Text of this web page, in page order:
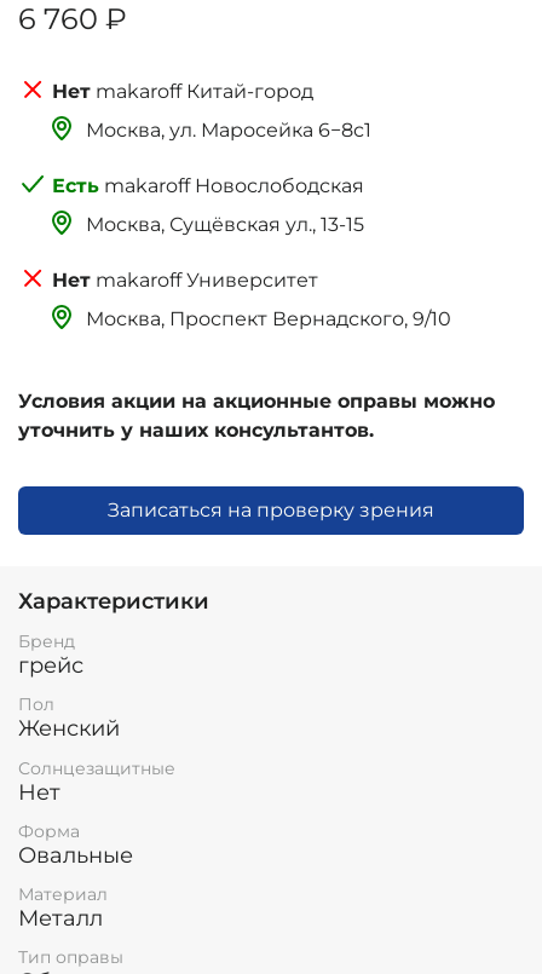
6 760 ₽
makaroff Китай-город
Москва, ‌‌‌‌ул. Маросейка 6−8с1
makaroff Новослободская
Москва, Сущёвская ул., 13-15
makaroff Университет
Москва, Проспект Вернадского, 9/10
Условия акции на акционные оправы можно
уточнить у наших консультантов.
Записаться на проверку зрения
Характеристики
Бренд
грейс
Пол
Женский
Солнцезащитные
Нет
Форма
Овальные
Материал
Металл
Тип оправы